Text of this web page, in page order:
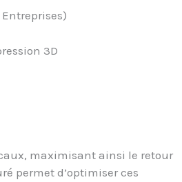
3D
maximisant ainsi le retour
permet d’optimiser ces